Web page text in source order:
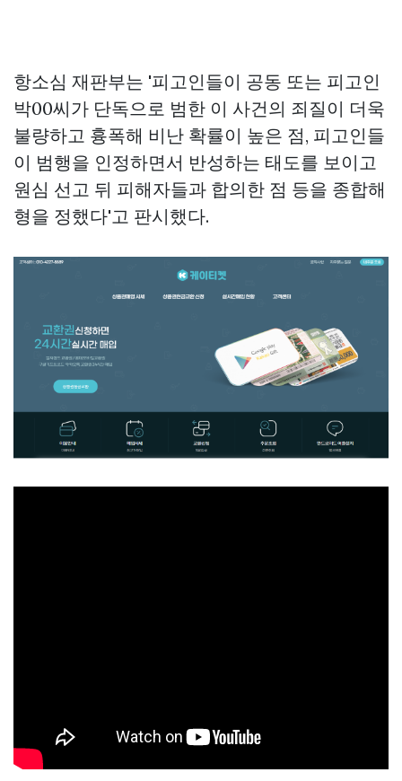
항소심 재판부는 '피고인들이 공동 또는 피고인
박00씨가 단독으로 범한 이 사건의 죄질이 더욱
불량하고 흉폭해 비난 확률이 높은 점, 피고인들
이 범행을 인정하면서 반성하는 태도를 보이고
원심 선고 뒤 피해자들과 합의한 점 등을 종합해
형을 정했다'고 판시했다.